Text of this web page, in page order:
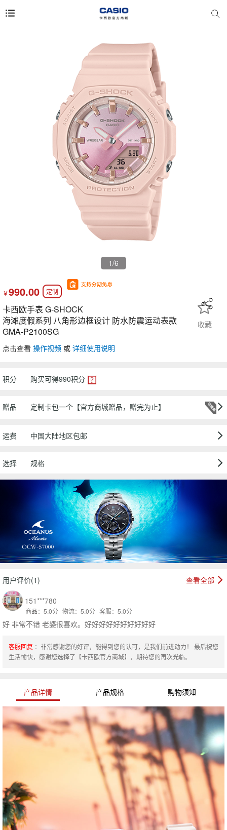
1/6
￥990.00 定制
卡西欧手表 G-SHOCK
海滩度假系列 八角形边框设计 防水防震运动表款
GMA-P2100SG
点击查看 操作视频 或 详细使用说明
收藏
积分 购买可得990积分
赠品 定制卡包一个【官方商城赠品，赠完为止】
运费 中国大陆地区包邮
选择 规格
用户评价(1) 查看全部
151***780
商品：5.0分 物流：5.0分 客服：5.0分
好 非常不错 老婆很喜欢。好好好好好好好好好好
客服回复 ：非常感谢您的好评，能得到您的认可，是我们前进动力！ 最后祝您
生活愉快，感谢您选择了【卡西欧官方商城】，期待您的再次光临。
产品详情 产品规格 购物须知